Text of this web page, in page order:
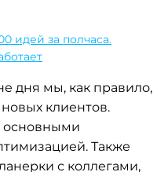
идей за полчаса.
дня мы, как правило,
клиентов.
основными
Также
с коллегами,